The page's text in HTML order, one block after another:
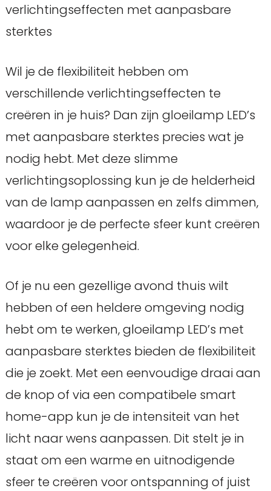
verlichtingseffecten met aanpasbare
sterktes
Wil je de flexibiliteit hebben om
verschillende verlichtingseffecten te
creëren in je huis? Dan zijn gloeilamp LED’s
met aanpasbare sterktes precies wat je
nodig hebt. Met deze slimme
verlichtingsoplossing kun je de helderheid
van de lamp aanpassen en zelfs dimmen,
waardoor je de perfecte sfeer kunt creëren
voor elke gelegenheid.
Of je nu een gezellige avond thuis wilt
hebben of een heldere omgeving nodig
hebt om te werken, gloeilamp LED’s met
aanpasbare sterktes bieden de flexibiliteit
die je zoekt. Met een eenvoudige draai aan
de knop of via een compatibele smart
home-app kun je de intensiteit van het
licht naar wens aanpassen. Dit stelt je in
staat om een warme en uitnodigende
sfeer te creëren voor ontspanning of juist